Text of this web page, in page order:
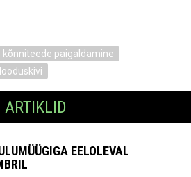
kõnniteede paigaldamine
looduskivi
ARTIKLID
EELOLEVAL